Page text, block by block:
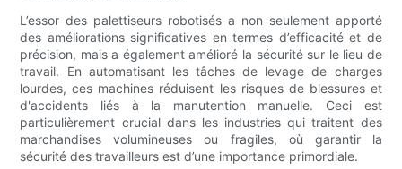
L’essor des palettiseurs robotisés a non seulement apporté
des améliorations significatives en termes d’efficacité et de
précision, mais a également amélioré la sécurité sur le lieu de
travail. En automatisant les tâches de levage de charges
lourdes, ces machines réduisent les risques de blessures et
d'accidents liés à la manutention manuelle. Ceci est
particulièrement crucial dans les industries qui traitent des
marchandises volumineuses ou fragiles, où garantir la
sécurité des travailleurs est d’une importance primordiale.